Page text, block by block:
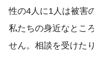
性の4人に1人は被害
私たちの身近なとこ
せん。相談を受けた